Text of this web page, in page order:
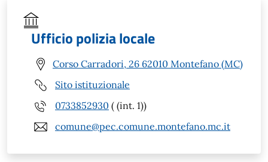
Ufficio polizia locale
Corso Carradori, 26 62010 Montefano (MC)
Sito istituzionale
0733852930 ( (int. 1))
comune@pec.comune.montefano.mc.it